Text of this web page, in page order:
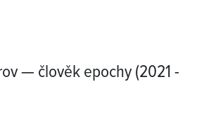
— člověk epochy (2021 -